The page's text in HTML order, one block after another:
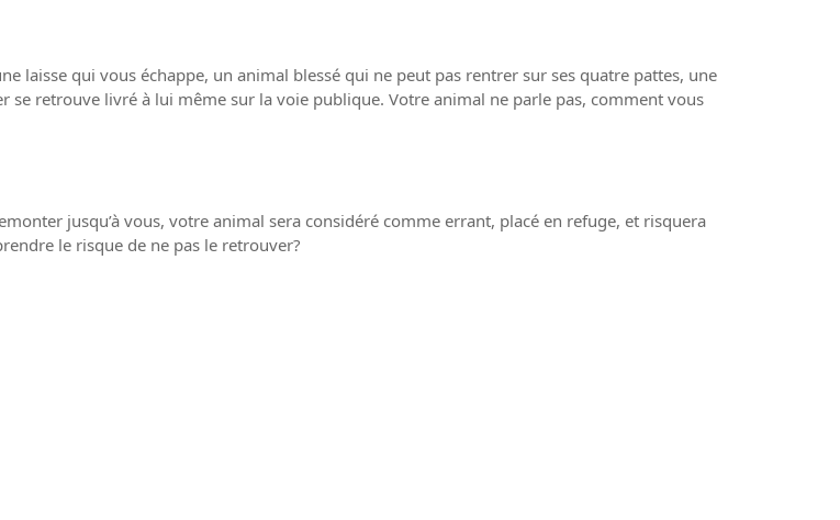
laisse qui vous échappe, un animal blessé qui ne peut pas rentrer sur ses quatre pattes, une
retrouve livré à lui même sur la voie publique. Votre animal ne parle pas, comment vous
jusqu’à vous, votre animal sera considéré comme errant, placé en refuge, et risquera
le risque de ne pas le retrouver?